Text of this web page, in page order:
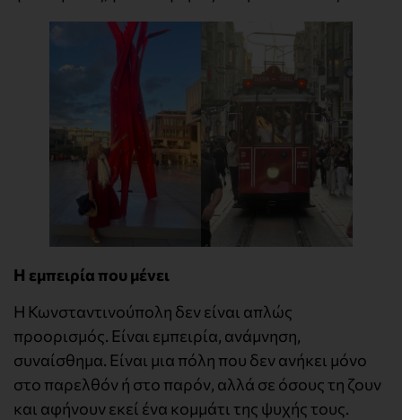
Η εμπειρία που μένει
Η Κωνσταντινούπολη δεν είναι απλώς
προορισμός. Είναι εμπειρία, ανάμνηση,
συναίσθημα. Είναι μια πόλη που δεν ανήκει μόνο
στο παρελθόν ή στο παρόν, αλλά σε όσους τη ζουν
και αφήνουν εκεί ένα κομμάτι της ψυχής τους.